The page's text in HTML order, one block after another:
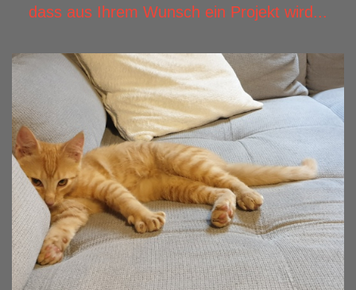
dass aus Ihrem Wunsch ein Projekt wird...